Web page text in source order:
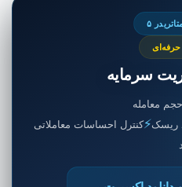
۵
سرمایه
معامله
ریسک⚡کنترل احساسات معاملاتی